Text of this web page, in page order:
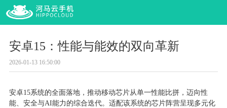
安卓15：性能与能效的双向革新
2026-01-13 16:50:00
安卓15系统的全面落地，推动移动芯片从单一性能比拼，迈向性
能、安全与AI能力的综合迭代。适配该系统的芯片阵营呈现多元化